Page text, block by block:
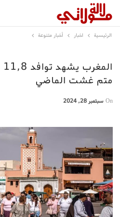
الرئيسية اخبار أخبار متنوعة
متم غشت الماضي
On سبتمبر 28, 2024